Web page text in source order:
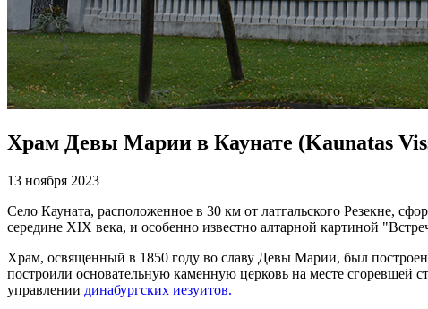
Храм Девы Марии в Каунате (Kaunatas
13 ноября 2023
Село Кауната, расположенное в 30 км от латгальского Резекне,
середине XIX века, и особенно известно алтарной картиной
Храм, освященный в 1850 году во славу Девы Марии, был
построили основательную каменную церковь на месте сгоревшей
управлении динабургских иезуитов.